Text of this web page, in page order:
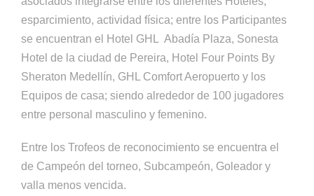
esparcimiento, actividad física; entre los Participantes
se encuentran el Hotel GHL Abadía Plaza, Sonesta
Hotel de la ciudad de Pereira, Hotel Four Points By
Sheraton Medellín, GHL Comfort Aeropuerto y los
Equipos de casa; siendo alrededor de 100 jugadores
entre personal masculino y femenino.
Entre los Trofeos de reconocimiento se encuentra el
de Campeón del torneo, Subcampeón, Goleador y
valla menos vencida.